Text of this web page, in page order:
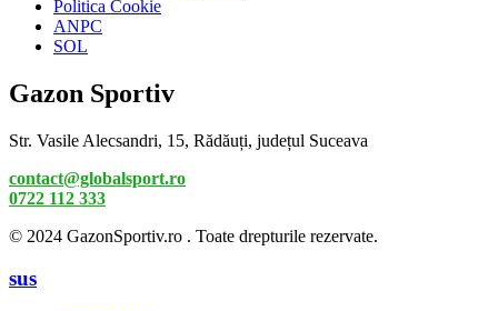
Politica Cookie
ANPC
SOL
Gazon Sportiv
Str. Vasile Alecsandri, 15, Rădăuți, județul Suceava
contact@globalsport.ro
0722 112 333
© 2024 GazonSportiv.ro . Toate drepturile rezervate.
sus